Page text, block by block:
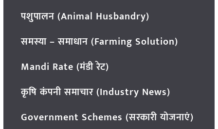
पशुपालन (Animal Husbandry)
समस्या – समाधान (Farming Solution)
Mandi Rate (मंडी रेट)
कृषि कंपनी समाचार (Industry News)
Government Schemes (सरकारी योजनाएं)